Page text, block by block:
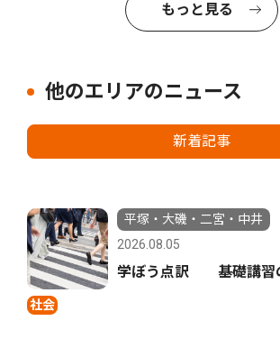
もっと見る
他のエリアのニュース
新着記事
社会
平塚・大磯・二宮・中井
2026.08.05
学ぼう点訳 基礎講習